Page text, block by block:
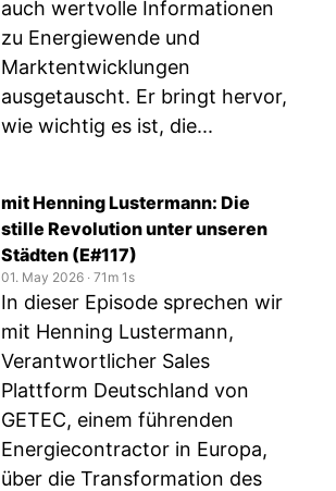
auch wertvolle Informationen
zu Energiewende und
Marktentwicklungen
ausgetauscht. Er bringt hervor,
wie wichtig es ist, die...
mit Henning Lustermann: Die
stille Revolution unter unseren
Städten (E#117)
01. May 2026 ‧ 71m 1s
In dieser Episode sprechen wir
mit Henning Lustermann,
Verantwortlicher Sales
Plattform Deutschland von
GETEC, einem führenden
Energiecontractor in Europa,
über die Transformation des